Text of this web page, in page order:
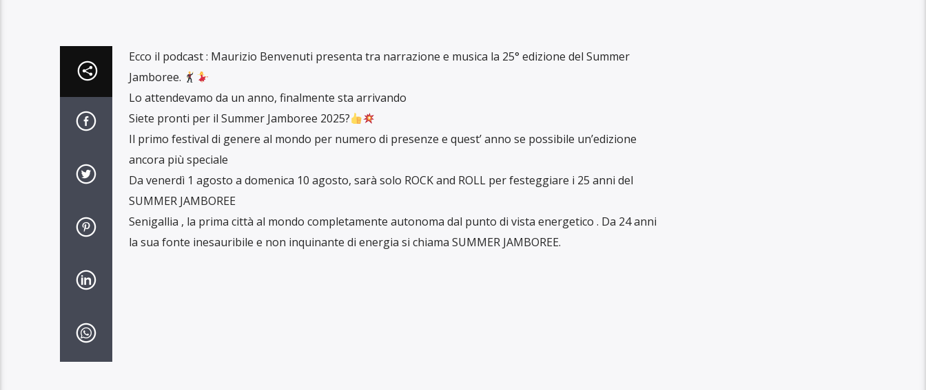
Ecco il podcast : Maurizio Benvenuti presenta tra narrazione e musica la 25° edizione del Summer
Jamboree.
Lo attendevamo da un anno, finalmente sta arrivando
Siete pronti per il Summer Jamboree 2025?
Il primo festival di genere al mondo per numero di presenze e quest’ anno se possibile un’edizione
ancora più speciale
Da venerdì 1 agosto a domenica 10 agosto, sarà solo ROCK and ROLL per festeggiare i 25 anni del
SUMMER JAMBOREE
Senigallia , la prima città al mondo completamente autonoma dal punto di vista energetico . Da 24 anni
la sua fonte inesauribile e non inquinante di energia si chiama SUMMER JAMBOREE.